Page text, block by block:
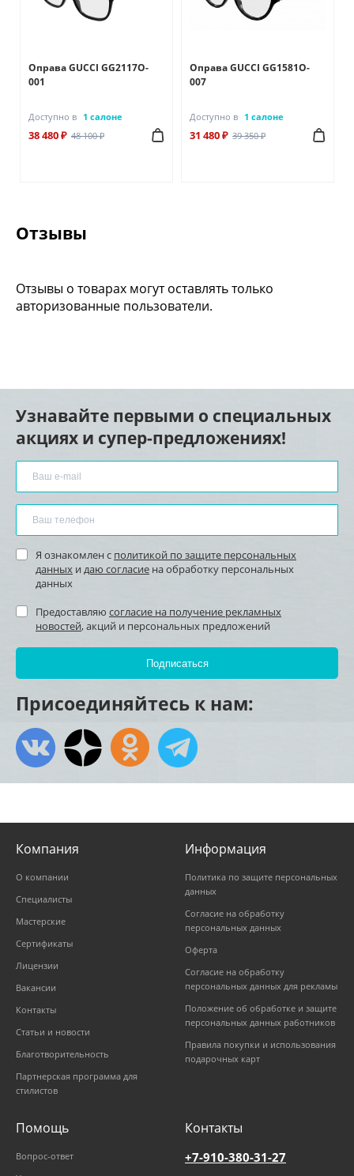
Оправа GUCCI GG2117O-
001
Доступно в 1 салоне
38 480 ₽ 48 100 ₽
Оправа GUCCI GG1581O-
007
Доступно в 1 салоне
31 480 ₽ 39 350 ₽
Отзывы
Отзывы о товарах могут оставлять только
авторизованные пользователи.
Узнавайте первыми о специальных
акциях и супер-предложениях!
Я ознакомлен с политикой по защите персональных
данных и даю согласие на обработку персональных
данных
Предоставляю согласие на получение рекламных
новостей, акций и персональных предложений
Присоединяйтесь к нам:
Компания
О компании
Специалисты
Мастерские
Сертификаты
Лицензии
Вакансии
Контакты
Статьи и новости
Благотворительность
Партнерская программа для
стилистов
Информация
Политика по защите персональных
данных
Согласие на обработку
персональных данных
Оферта
Согласие на обработку
персональных данных для рекламы
Положение об обработке и защите
персональных данных работников
Правила покупки и использования
подарочных карт
Помощь
Вопрос-ответ
Контакты
+7-910-380-31-27